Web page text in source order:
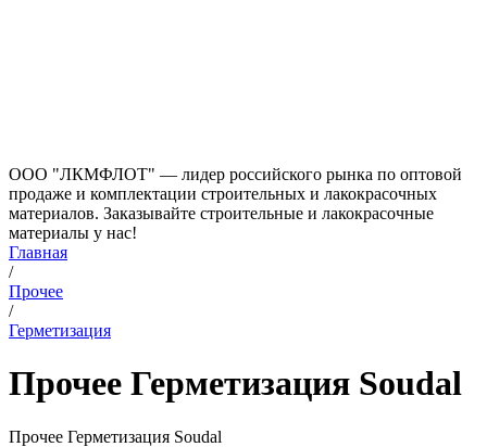
ООО "ЛКМФЛОТ" — лидер российского рынка по оптовой
продаже и комплектации строительных и лакокрасочных
материалов. Заказывайте строительные и лакокрасочные
материалы у нас!
Главная
/
Прочее
/
Герметизация
Прочее Герметизация Soudal
Прочее Герметизация Soudal